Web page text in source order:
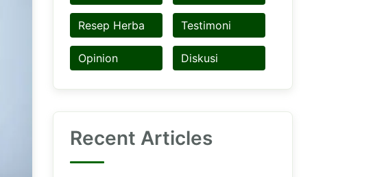
Resep Herba Testimoni
Opinion Diskusi
Recent Articles